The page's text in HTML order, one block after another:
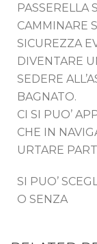
PASSERELLA
CAMMINARE
SICUREZZA
DIVENTARE
SEDERE
BAGNATO.
CI SI PUO’
CHE IN
URTARE
SI PUO’
O SENZA